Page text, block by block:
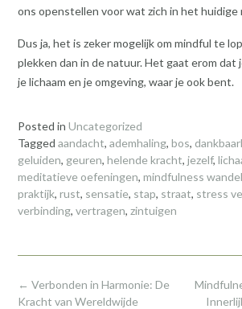
ons openstellen voor wat zich in het
Dus ja, het is zeker mogelijk om mindful te
plekken dan in de natuur. Het gaat erom dat
je lichaam en je omgeving, waar je ook bent.
Posted in Uncategorized
Tagged aandacht, ademhaling, bos,
geluiden, geuren, helende kracht, jezelf,
meditatieve oefeningen, mindfulness
praktijk, rust, sensatie, stap, straat, stress
verbinding, vertragen, zintuigen
Post
navigation
← Verbonden in Harmonie: De
Kracht van Wereldwijde